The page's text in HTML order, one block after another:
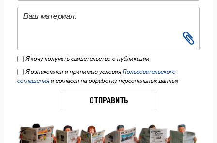
Я хочу получить свидетельство о публикации
Я ознакомлен и принимаю условия Пользовательского
соглашения и согласен на обработку персональных данных
ОТПРАВИТЬ